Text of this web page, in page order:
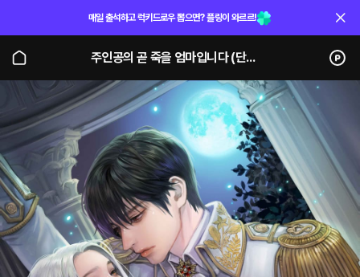
매일 출석하고 럭키드로우 뽑으면? 플링이 와르르!
주인공의 곧 죽을 엄마입니다 (단행본)